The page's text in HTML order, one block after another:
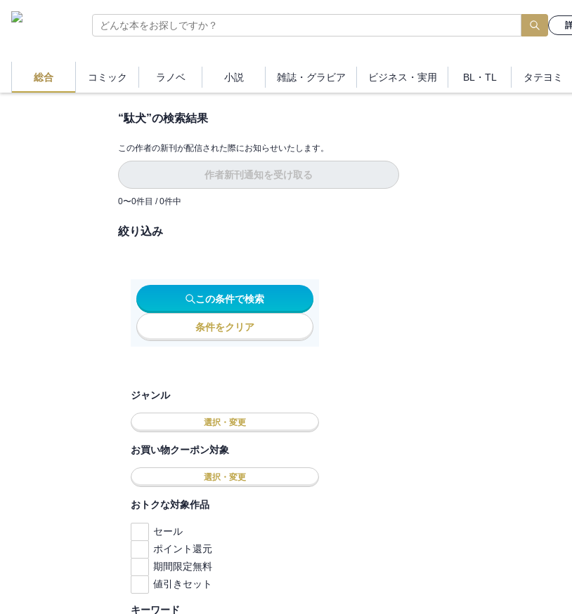
総合 コミック ラノベ 小説 雑誌・ グラビア ビジネス ・実用 BL・TL タテヨミ
“駄犬”の検索結果
この作者の新刊が配信された際にお知らせいたします。
作者新刊通知を受け取る
0〜0件目 / 0件中
絞り込み
この条件で検索
条件をクリア
ジャンル
選択・変更
お買い物クーポン対象
選択・変更
おトクな対象作品
セール
ポイント還元
期間限定無料
値引きセット
キーワード